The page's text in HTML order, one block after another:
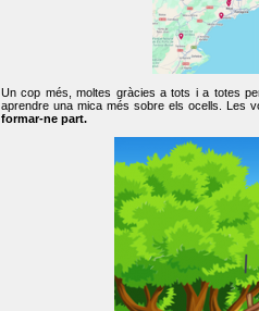
Un cop més, moltes gràcies a tots i a totes
aprendre una mica més sobre els ocells. Les
formar-ne part.